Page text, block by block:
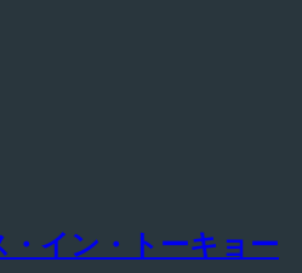
イン・トーキョー